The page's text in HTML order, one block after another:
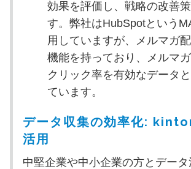
効果を評価し、戦略の改善
す。弊社はHubSpotという
用していますが、メルマガ
機能を持っており、メルマ
クリック率を有効なデータ
ています。
データ収集の効率化:
活用
中堅企業や中小企業の方とデー